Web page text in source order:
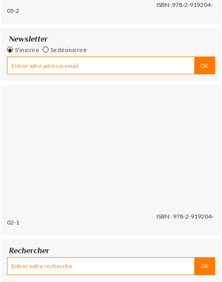
ISBN :978-2-919204-
05-2
Newsletter
S'inscrire Se désinscrire
ISBN : 978-2-919204-
02-1
Rechercher